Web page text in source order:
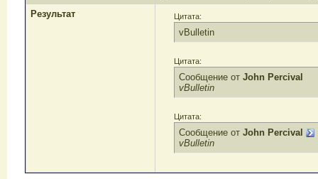
Результат
Цитата:
vBulletin
Цитата:
Сообщение от John Percival
vBulletin
Цитата:
Сообщение от John Percival
vBulletin